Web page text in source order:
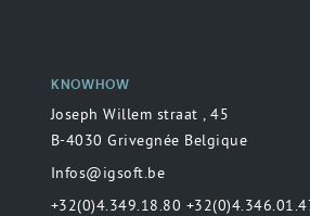
KNOWHOW
Joseph Willem straat , 45
B-4030 Grivegnée Belgique
Infos@igsoft.be
+32(0)4.349.18.80